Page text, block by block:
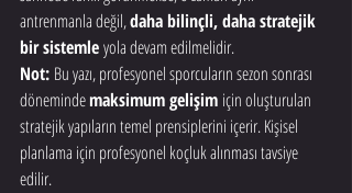
antrenmanla değil, daha bilinçli, daha stratejik
bir sistemle yola devam edilmelidir.
Not: Bu yazı, profesyonel sporcuların sezon sonrası
döneminde maksimum gelişim için oluşturulan
stratejik yapıların temel prensiplerini içerir. Kişisel
planlama için profesyonel koçluk alınması tavsiye
edilir.